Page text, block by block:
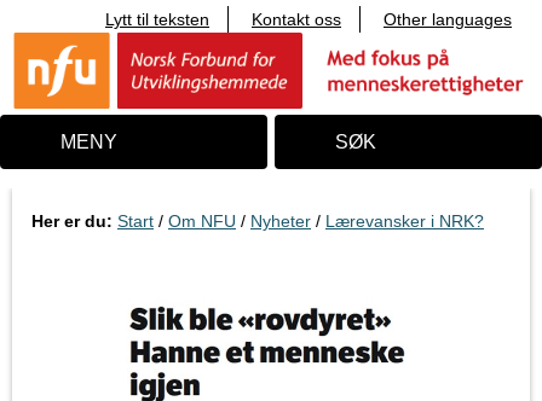
i
n
o
Lytt til teksten Kontakt oss Other languages
MENY SØK
Her er du: Start / Om NFU / Nyheter / Lærevansker i NRK?